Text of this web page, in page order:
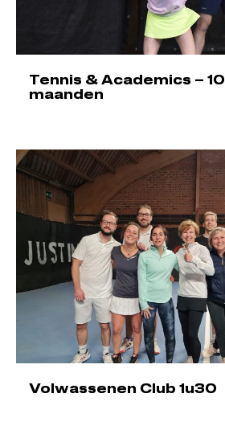
Tennis & Academics – 10
maanden
Volwassenen Club 1u30